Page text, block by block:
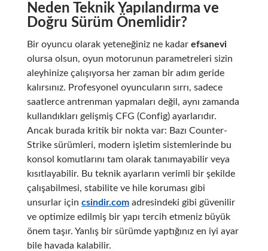
Neden Teknik Yapılandırma ve
Doğru Sürüm Önemlidir?
Bir oyuncu olarak yeteneğiniz ne kadar efsanevi
olursa olsun, oyun motorunun parametreleri sizin
aleyhinize çalışıyorsa her zaman bir adım geride
kalırsınız. Profesyonel oyuncuların sırrı, sadece
saatlerce antrenman yapmaları değil, aynı zamanda
kullandıkları gelişmiş CFG (Config) ayarlarıdır.
Ancak burada kritik bir nokta var: Bazı Counter-
Strike sürümleri, modern işletim sistemlerinde bu
konsol komutlarını tam olarak tanımayabilir veya
kısıtlayabilir. Bu teknik ayarların verimli bir şekilde
çalışabilmesi, stabilite ve hile koruması gibi
unsurlar için csindir.comadresindeki gibi güvenilir
ve optimize edilmiş bir yapı tercih etmeniz büyük
önem taşır. Yanlış bir sürümde yaptığınız en iyi ayar
bile havada kalabilir.